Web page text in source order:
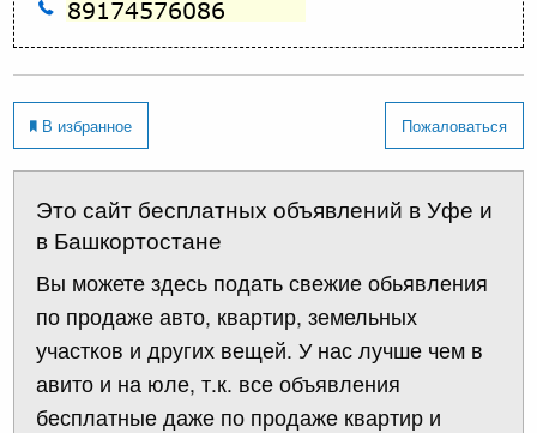
В избранное Пожаловаться
Это сайт бесплатных объявлений в Уфе и
в Башкортостане
Вы можете здесь подать свежие обьявления
по продаже авто, квартир, земельных
участков и других вещей. У нас лучше чем в
авито и на юле, т.к. все объявления
бесплатные даже по продаже квартир и